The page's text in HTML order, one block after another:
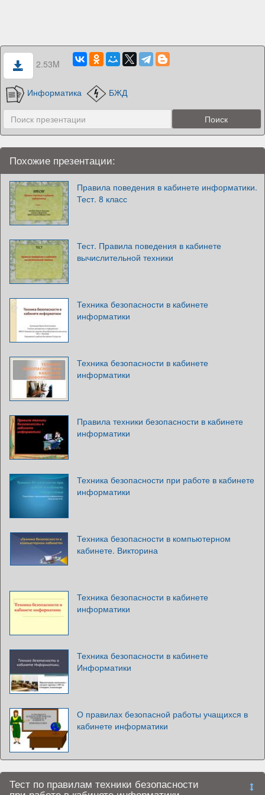
2.53M
Информатика БЖД
Похожие презентации:
Правила поведения в кабинете информатики.
Тест. 8 класс
Тест. Правила поведения в кабинете
вычислительной техники
Техника безопасности в кабинете
информатики
Техника безопасности в кабинете
информатики
Правила техники безопасности в кабинете
информатики
Техника безопасности при работе в кабинете
информатики
Техника безопасности в компьютерном
кабинете. Викторина
Техника безопасности в кабинете
информатики
Техника безопасности в кабинете
Информатики
О правилах безопасной работы учащихся в
кабинете информатики
Тест по правилам техники безопасности